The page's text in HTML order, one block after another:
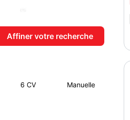
6 CV Manuelle